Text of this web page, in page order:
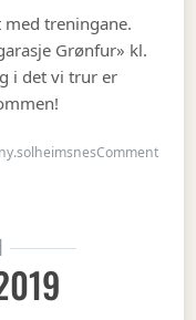
treningane.
Grønfur» kl.
i det vi trur er
Commenton